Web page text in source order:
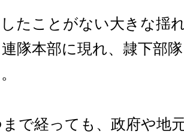
たことがない大きな揺
隊本部に現れ、隷下部
で経っても、政府や地